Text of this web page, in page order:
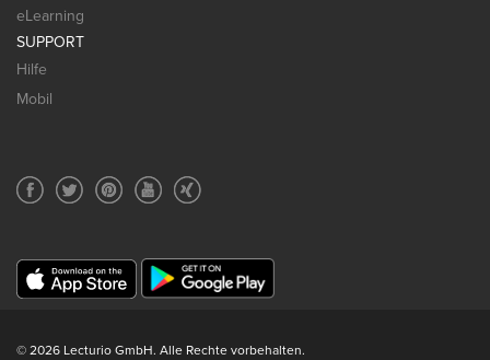
eLearning
SUPPORT
Hilfe
Mobil
© 2026 Lecturio GmbH. Alle Rechte vorbehalten.